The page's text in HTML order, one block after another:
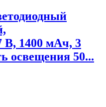
В, 1400 мАч, 3
освещения 50...